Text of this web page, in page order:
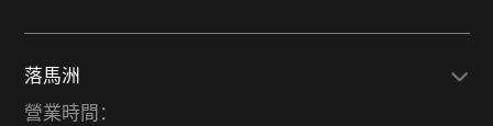
落馬洲
營業時間：